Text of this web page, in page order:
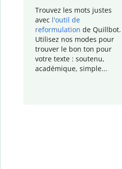
Trouvez les mots justes
avec l'outil de
reformulation de Quillbot.
Utilisez nos modes pour
trouver le bon ton pour
votre texte : soutenu,
académique, simple...